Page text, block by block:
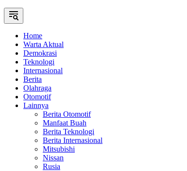
Home
Warta Aktual
Demokrasi
Teknologi
Internasional
Berita
Olahraga
Otomotif
Lainnya
Berita Otomotif
Manfaat Buah
Berita Teknologi
Berita Internasional
Mitsubishi
Nissan
Rusia